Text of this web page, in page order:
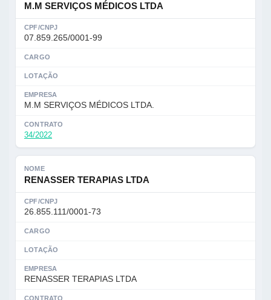
M.M SERVIÇOS MÉDICOS LTDA
CPF/CNPJ
07.859.265/0001-99
CARGO
LOTAÇÃO
EMPRESA
M.M SERVIÇOS MÉDICOS LTDA.
CONTRATO
34/2022
NOME
RENASSER TERAPIAS LTDA
CPF/CNPJ
26.855.111/0001-73
CARGO
LOTAÇÃO
EMPRESA
RENASSER TERAPIAS LTDA
CONTRATO